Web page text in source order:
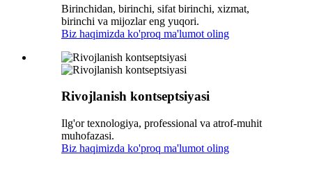
Birinchidan, birinchi, sifat birinchi, xizmat,
birinchi va mijozlar eng yuqori.
Biz haqimizda ko'proq ma'lumot oling
Rivojlanish kontseptsiyasi
Ilg'or texnologiya, professional va atrof-muhit
muhofazasi.
Biz haqimizda ko'proq ma'lumot oling